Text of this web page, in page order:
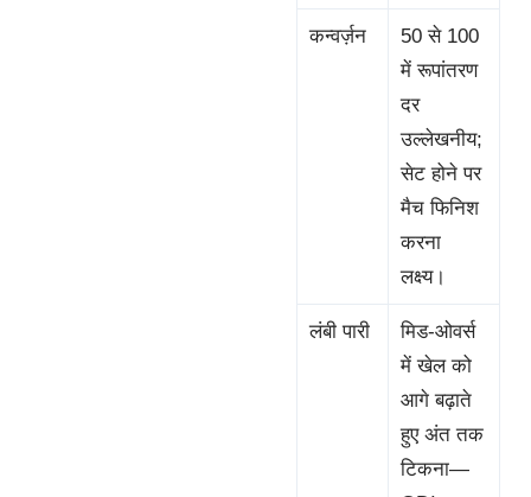
कन्वर्ज़न
50 से 100
में रूपांतरण
दर
उल्लेखनीय;
सेट होने पर
मैच फिनिश
करना
लक्ष्य।
लंबी पारी
मिड-ओवर्स
में खेल को
आगे बढ़ाते
हुए अंत तक
टिकना—